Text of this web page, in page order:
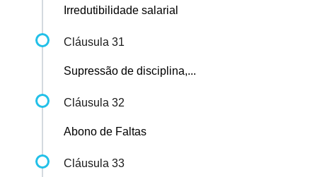
Irredutibilidade salarial
Cláusula 31
Supressão de disciplina,...
Cláusula 32
Abono de Faltas
Cláusula 33